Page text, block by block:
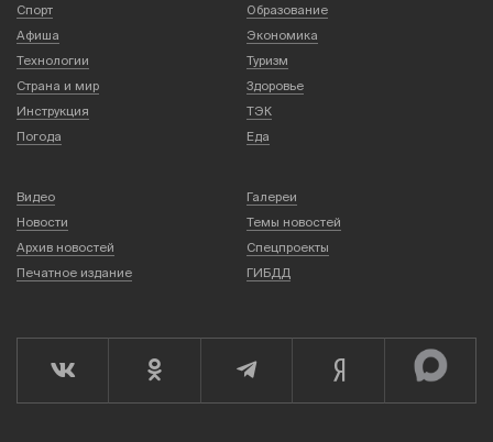
Спорт
Образование
Афиша
Экономика
Технологии
Туризм
Страна и мир
Здоровье
Инструкция
ТЭК
Погода
Еда
Видео
Галереи
Новости
Темы новостей
Архив новостей
Спецпроекты
Печатное издание
ГИБДД